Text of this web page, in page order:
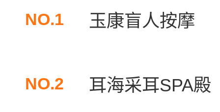
NO.1 玉康盲人按摩
NO.2 耳海采耳SPA殿